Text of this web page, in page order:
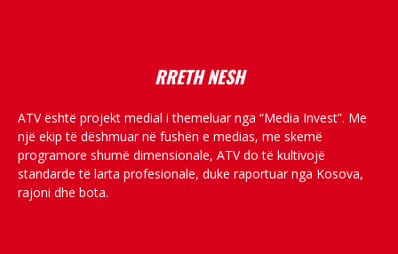
RRETH NESH
ATV është projekt medial i themeluar nga “Media Invest”. Me
një ekip të dëshmuar në fushën e medias, me skemë
programore shumë dimensionale, ATV do të kultivojë
standarde të larta profesionale, duke raportuar nga Kosova,
rajoni dhe bota.